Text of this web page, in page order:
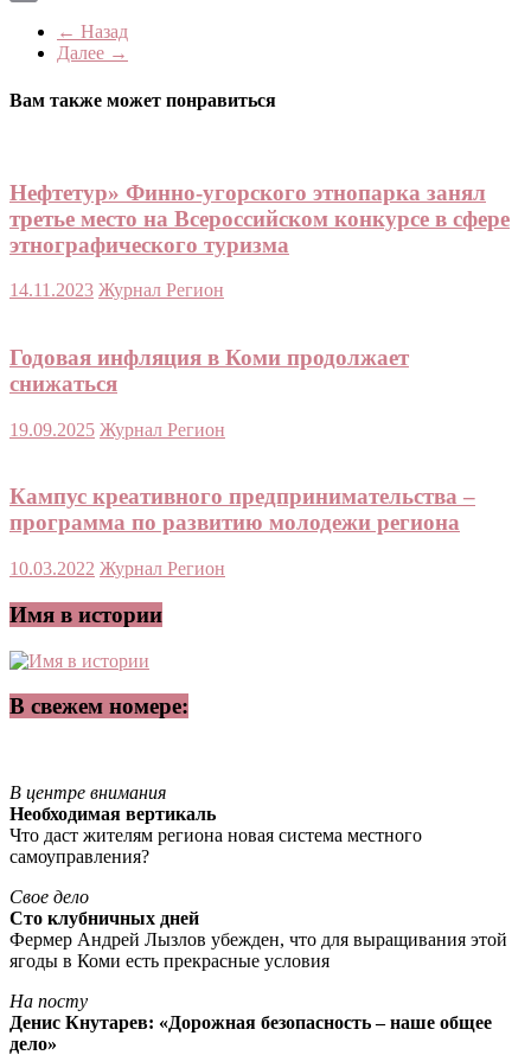
← Назад
Далее →
Вам также может понравиться
Нефтетур» Финно-угорского этнопарка занял
третье место на Всероссийском конкурсе в сфере
этнографического туризма
14.11.2023 Журнал Регион
Годовая инфляция в Коми продолжает
снижаться
19.09.2025 Журнал Регион
Кампус креативного предпринимательства –
программа по развитию молодежи региона
10.03.2022 Журнал Регион
Имя в истории
В свежем номере:
В центре внимания
Необходимая вертикаль
Что даст жителям региона новая система местного
самоуправления?
Свое дело
Сто клубничных дней
Фермер Андрей Лызлов убежден, что для выращивания этой
ягоды в Коми есть прекрасные условия
На посту
Денис Кнутарев: «Дорожная безопасность – наше общее
дело»